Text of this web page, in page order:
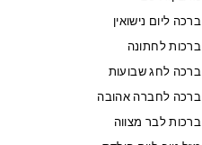
ברכה ליום נישואין
ברכות לחתונה
ברכה לחג שבועות
ברכה לחברה אהובה
ברכות לבר מצווה